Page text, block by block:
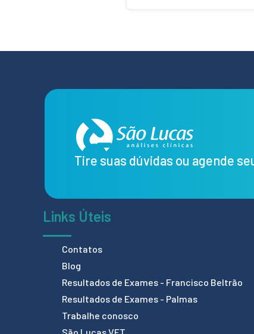
Tire suas dúvidas ou agende
Links Úteis
Contatos
Blog
Resultados de Exames - Francisco Beltrão
Resultados de Exames - Palmas
Trabalhe conosco